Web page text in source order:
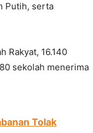
Putih, serta
Rakyat, 16.140
sekolah menerima
Tolak